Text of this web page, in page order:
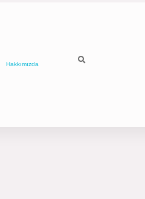
Hakkımızda